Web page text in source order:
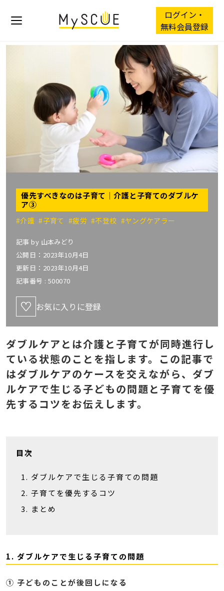
ログイン・
無料会員登録
優先すべきなのは子育て｜介護と子育てのダブルケ
ア③
#介護#子育て #疲労#不登校 #ヤングケアラー
記事 by 山本みどり
公開日：2023年10月4日
更新日：2023年10月4日
記事番号 : 500070
お気に入りに登録
ダブルケアとは介護と子育てが同時進行し
ている状態のことを指します。この記事で
はダブルケアのケースを交えながら、ダブ
ルケアで生じる子どもの問題と子育てを優
先するコツをお伝えします。
目次
ダブルケアで生じる子育ての問題
子育てを優先するコツ
まとめ
1. ダブルケアで生じる子育ての問題
① 子どものことが後回しになる